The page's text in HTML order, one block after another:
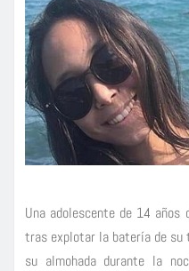
Una adolescente de 14
tras explotar la batería de su
su almohada durante la